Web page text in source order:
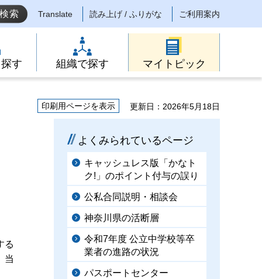
Translate 読み上げ / ふりがな ご利用案内
す 組織で探す マイトピック
印刷用ページを表示 更新日：2026年5月18日
る
当
よくみられているページ
キャッシュレス版「かなト
ク!」のポイント付与の誤り
公私合同説明・相談会
神奈川県の活断層
令和7年度 公立中学校等卒
業者の進路の状況
パスポートセンター